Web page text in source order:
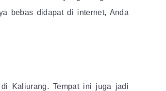
bebas didapat di internet, Anda
Kaliurang. Tempat ini juga jadi